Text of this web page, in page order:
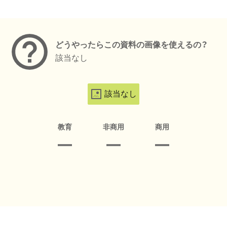
どうやったらこの資料の画像を使えるの？
該当なし
該当なし
教育 非商用 商用